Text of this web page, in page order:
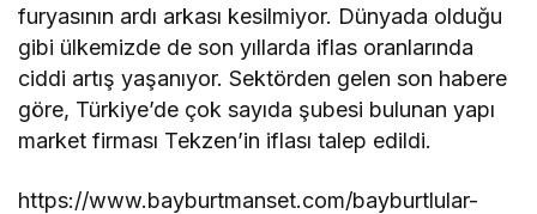
furyasının ardı arkası kesilmiyor. Dünyada olduğu
gibi ülkemizde de son yıllarda iflas oranlarında
ciddi artış yaşanıyor. Sektörden gelen son habere
göre, Türkiye’de çok sayıda şubesi bulunan yapı
market firması Tekzen’in iflası talep edildi.
https://www.bayburtmanset.com/bayburtlular-